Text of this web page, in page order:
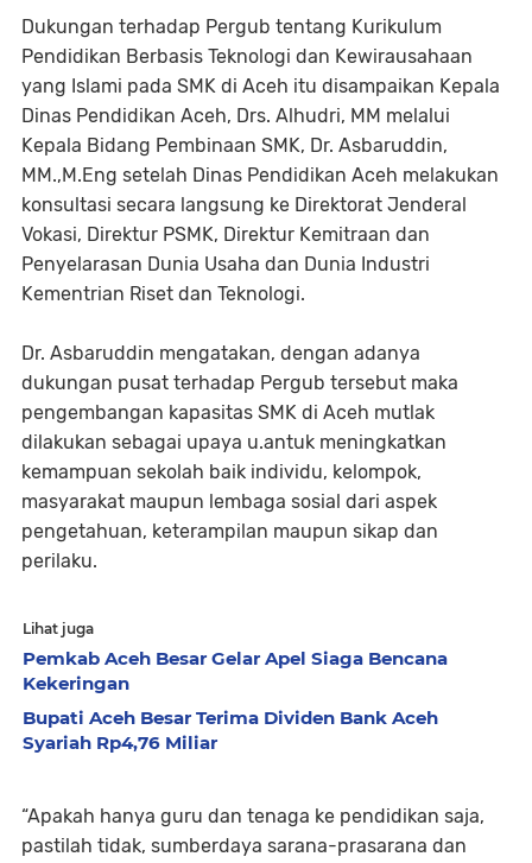
Dukungan terhadap Pergub tentang Kurikulum
Pendidikan Berbasis Teknologi dan Kewirausahaan
yang Islami pada SMK di Aceh itu disampaikan Kepala
Dinas Pendidikan Aceh, Drs. Alhudri, MM melalui
Kepala Bidang Pembinaan SMK, Dr. Asbaruddin,
MM.,M.Eng setelah Dinas Pendidikan Aceh melakukan
konsultasi secara langsung ke Direktorat Jenderal
Vokasi, Direktur PSMK, Direktur Kemitraan dan
Penyelarasan Dunia Usaha dan Dunia Industri
Kementrian Riset dan Teknologi.
Dr. Asbaruddin mengatakan, dengan adanya
dukungan pusat terhadap Pergub tersebut maka
pengembangan kapasitas SMK di Aceh mutlak
dilakukan sebagai upaya u.antuk meningkatkan
kemampuan sekolah baik individu, kelompok,
masyarakat maupun lembaga sosial dari aspek
pengetahuan, keterampilan maupun sikap dan
perilaku.
Lihat juga
Pemkab Aceh Besar Gelar Apel Siaga Bencana
Kekeringan
Bupati Aceh Besar Terima Dividen Bank Aceh
Syariah Rp4,76 Miliar
“Apakah hanya guru dan tenaga ke pendidikan saja,
pastilah tidak, sumberdaya sarana-prasarana dan